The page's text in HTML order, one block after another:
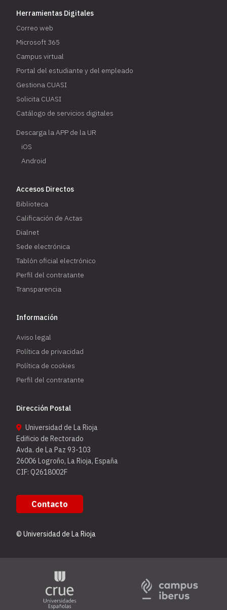
Herramientas Digitales
Correo web
Microsoft 365
Campus virtual
Portal del estudiante y del empleado
Gestiona CUASI
Solicita CUASI
Catálogo de servicios digitales
Descarga la APP de la UR
iOS
Android
Accesos Directos
Biblioteca
Calificación de Actas
Dialnet
Sede electrónica
Tablón oficial electrónico
Perfil del contratante
Transparencia
Información
Aviso legal
Política de privacidad
Política de cookies
Perfil del contratante
Dirección Postal
Universidad de La Rioja
Edificio de Rectorado
Avda. de La Paz 93-103
26006 Logroño, La Rioja, España
CIF: Q2618002F
Contacto
© Universidad de La Rioja